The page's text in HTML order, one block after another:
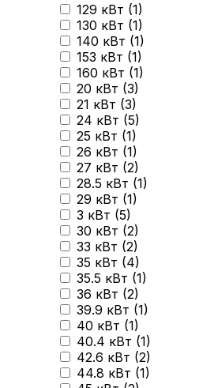
129 кВт (1)
130 кВт (1)
140 кВт (1)
153 кВт (1)
160 кВт (1)
20 кВт (3)
21 кВт (3)
24 кВт (5)
25 кВт (1)
26 кВт (1)
27 кВт (2)
28.5 кВт (1)
29 кВт (1)
3 кВт (5)
30 кВт (2)
33 кВт (2)
35 кВт (4)
35.5 кВт (1)
36 кВт (2)
39.9 кВт (1)
40 кВт (1)
40.4 кВт (1)
42.6 кВт (2)
44.8 кВт (1)